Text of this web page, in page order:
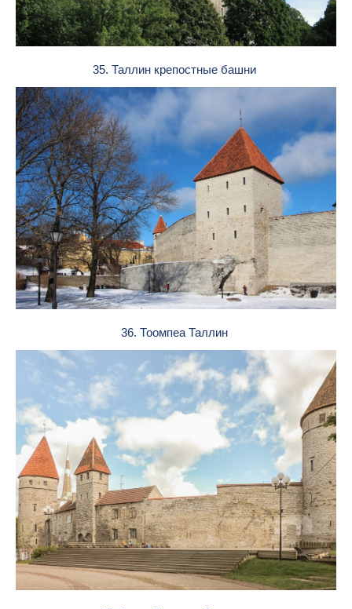
35. Таллин крепостные башни
36. Тоомпеа Таллин